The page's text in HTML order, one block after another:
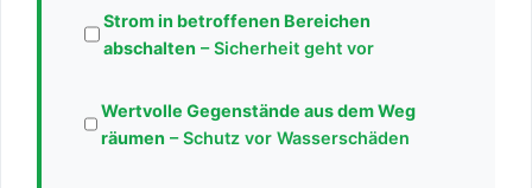
Strom in betroffenen Bereichen
abschalten – Sicherheit geht vor
Wertvolle Gegenstände aus dem Weg
räumen – Schutz vor Wasserschäden